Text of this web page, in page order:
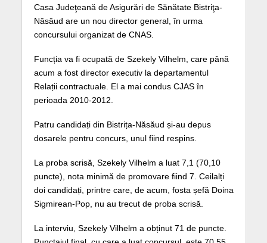
Casa Judeţeană de Asigurări de Sănătate Bistriţa-
Năsăud are un nou director general, în urma
concursului organizat de CNAS.
Funcția va fi ocupată de Szekely Vilhelm, care până
acum a fost director executiv la departamentul
Relații contractuale. El a mai condus CJAS în
perioada 2010-2012.
Patru candidați din Bistrița-Năsăud și-au depus
dosarele pentru concurs, unul fiind respins.
La proba scrisă, Szekely Vilhelm a luat 7,1 (70,10
puncte), nota minimă de promovare fiind 7. Ceilalți
doi candidați, printre care, de acum, fosta șefă Doina
Sigmirean-Pop, nu au trecut de proba scrisă.
La interviu, Szekely Vilhelm a obținut 71 de puncte.